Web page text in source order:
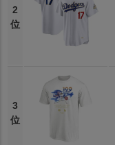
2
位
3
位